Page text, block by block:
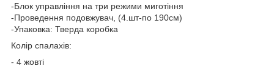
-Блок управління на три режими миготіння
-Проведення подовжувач, (4.шт-по 190см)
-Упаковка: Тверда коробка
Колір спалахів:
- 4 жовті